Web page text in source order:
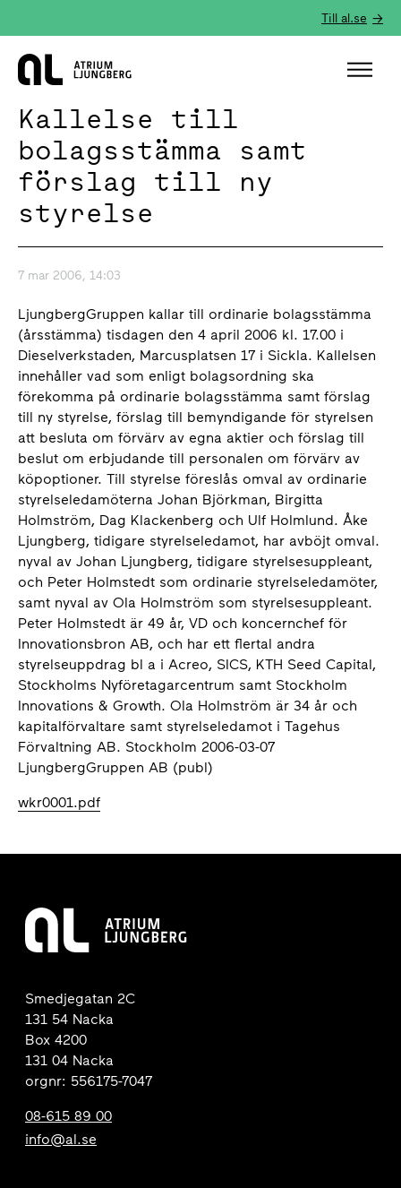
Till al.se
Hem
Kallelse till
bolagsstämma samt
förslag till ny
styrelse
7 mar 2006, 14:03
LjungbergGruppen kallar till ordinarie bolagsstämma
(årsstämma) tisdagen den 4 april 2006 kl. 17.00 i
Dieselverkstaden, Marcusplatsen 17 i Sickla. Kallelsen
innehåller vad som enligt bolagsordning ska
förekomma på ordinarie bolagsstämma samt förslag
till ny styrelse, förslag till bemyndigande för styrelsen
att besluta om förvärv av egna aktier och förslag till
beslut om erbjudande till personalen om förvärv av
köpoptioner. Till styrelse föreslås omval av ordinarie
styrelseledamöterna Johan Björkman, Birgitta
Holmström, Dag Klackenberg och Ulf Holmlund. Åke
Ljungberg, tidigare styrelseledamot, har avböjt omval.
nyval av Johan Ljungberg, tidigare styrelsesuppleant,
och Peter Holmstedt som ordinarie styrelseledamöter,
samt nyval av Ola Holmström som styrelsesuppleant.
Peter Holmstedt är 49 år, VD och koncernchef för
Innovationsbron AB, och har ett flertal andra
styrelseuppdrag bl a i Acreo, SICS, KTH Seed Capital,
Stockholms Nyföretagarcentrum samt Stockholm
Innovations & Growth. Ola Holmström är 34 år och
kapitalförvaltare samt styrelseledamot i Tagehus
Förvaltning AB. Stockholm 2006-03-07
LjungbergGruppen AB (publ)
wkr0001.pdf
Smedjegatan 2C
131 54 Nacka
Box 4200
131 04 Nacka
orgnr: 556175-7047
08-615 89 00
info@al.se